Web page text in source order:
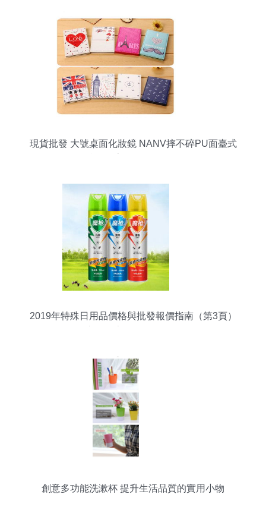
現貨批發 大號桌面化妝鏡 NANV摔不碎PU面臺式
2019年特殊日用品價格與批發報價指南（第3頁）
創意多功能洗漱杯 提升生活品質的實用小物